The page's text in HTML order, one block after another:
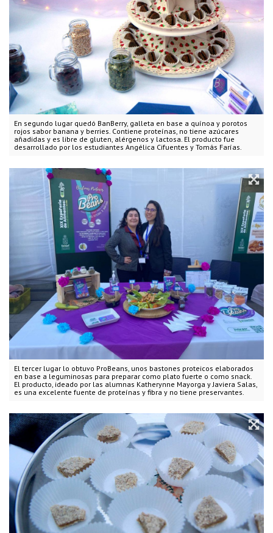
En segundo lugar quedó BanBerry, galleta en base a quínoa y porotos
rojos sabor banana y berries. Contiene proteínas, no tiene azúcares
añadidas y es libre de gluten, alérgenos y lactosa. El producto fue
desarrollado por los estudiantes Angélica Cifuentes y Tomás Farías.
El tercer lugar lo obtuvo ProBeans, unos bastones proteicos elaborados
en base a leguminosas para preparar como plato fuerte o como snack.
El producto, ideado por las alumnas Katherynne Mayorga y Javiera Salas,
es una excelente fuente de proteínas y fibra y no tiene preservantes.